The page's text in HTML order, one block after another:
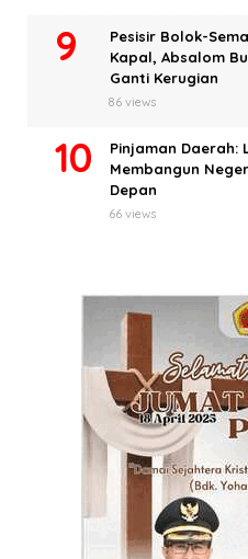
Pesisir Bolok-
Kapal, Absalom
Ganti Kerugian
86 views
Pinjaman Daerah:
Membangun
Depan
66 views